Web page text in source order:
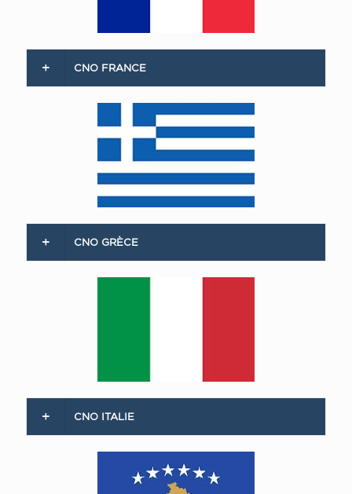
CNO FRANCE
CNO GRÈCE
CNO ITALIE